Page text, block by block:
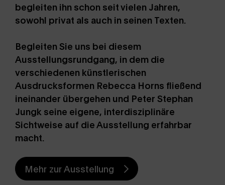
begleiten ihn schon seit vielen Jahren,
sowohl privat als auch in seinen Texten.
Begleiten Sie uns bei diesem
Ausstellungsrundgang, in dem die
verschiedenen künstlerischen
Ausdrucksformen Rebecca Horns fließend
ineinander übergehen und Peter Stephan
Jungk seine eigene, interdisziplinäre
Sichtweise auf die Ausstellung erfahrbar
macht.
Mehr zur Ausstellung